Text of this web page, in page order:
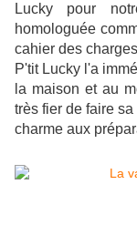
Lucky pour
homologuée
cahier des
P'tit Lucky l'a
la maison et au
très fier de faire
charme aux